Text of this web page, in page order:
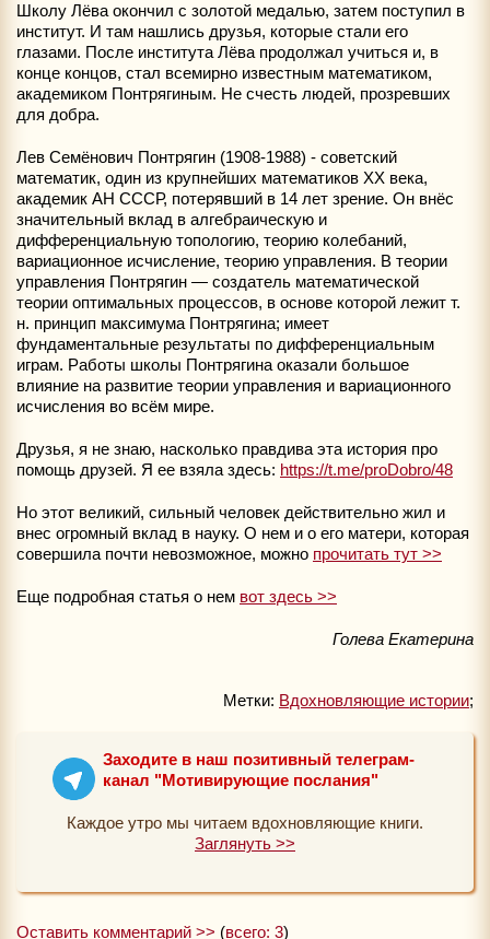
Школу Лёва окончил с золотой медалью, затем поступил в
институт. И там нашлись друзья, которые стали его
глазами. После института Лёва продолжал учиться и, в
конце концов, стал всемирно известным математиком,
академиком Понтрягиным. Не счесть людей, прозревших
для добра.
Лев Семёнович Понтрягин (1908-1988) - советский
математик, один из крупнейших математиков XX века,
академик АН СССР, потерявший в 14 лет зрение. Он внёс
значительный вклад в алгебраическую и
дифференциальную топологию, теорию колебаний,
вариационное исчисление, теорию управления. В теории
управления Понтрягин — создатель математической
теории оптимальных процессов, в основе которой лежит т.
н. принцип максимума Понтрягина; имеет
фундаментальные результаты по дифференциальным
играм. Работы школы Понтрягина оказали большое
влияние на развитие теории управления и вариационного
исчисления во всём мире.
Друзья, я не знаю, насколько правдива эта история про
помощь друзей. Я ее взяла здесь: https://t.me/proDobro/48
Но этот великий, сильный человек действительно жил и
внес огромный вклад в науку. О нем и о его матери, которая
совершила почти невозможное, можно прочитать тут >>
Еще подробная статья о нем вот здесь >>
Голева Екатерина
Метки: Вдохновляющие истории;
Заходите в наш позитивный телеграм-
канал "Мотивирующие послания"
Каждое утро мы читаем вдохновляющие книги.
Заглянуть >>
Оставить комментарий >> (всего: 3)